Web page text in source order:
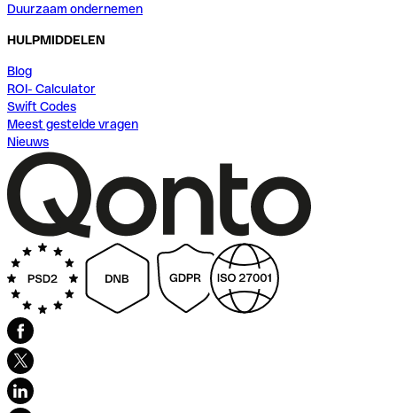
Duurzaam ondernemen
HULPMIDDELEN
Blog
ROI- Calculator
Swift Codes
Meest gestelde vragen
Nieuws